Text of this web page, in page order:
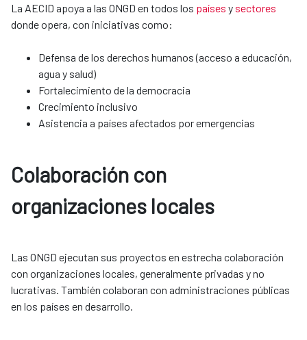
La AECID apoya a las ONGD en todos los países y sectores
donde opera, con iniciativas como:
Defensa de los derechos humanos (acceso a educación,
agua y salud)
Fortalecimiento de la democracia
Crecimiento inclusivo
Asistencia a países afectados por emergencias
Colaboración con
organizaciones locales​​​​​​​
Las ONGD ejecutan sus proyectos en estrecha colaboración
con organizaciones locales, generalmente privadas y no
lucrativas. También colaboran con administraciones públicas
en los países en desarrollo.